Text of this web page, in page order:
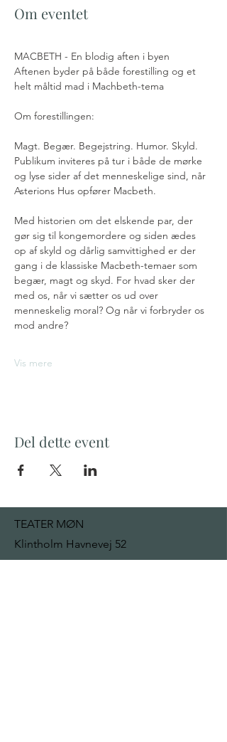
Om eventet
​​MACBETH - En blodig aften i byen
Aftenen byder på både forestilling og et
helt måltid mad i Machbeth-tema
Om forestillingen:
Magt. Begær. Begejstring. Humor. Skyld.
Publikum inviteres på tur i både de mørke
og lyse sider af det menneskelige sind, når
Asterions Hus opfører Macbeth.
Med historien om det elskende par, der
gør sig til kongemordere og siden ædes
op af skyld og dårlig samvittighed er der
gang i de klassiske Macbeth-temaer som
begær, magt og skyd. For hvad sker der
med os, når vi sætter os ud over
menneskelig moral? Og når vi forbryder os
mod andre?
Vis mere
Del dette event
TEATER MØN
Klintholm Havnevej 52
4791 Borre